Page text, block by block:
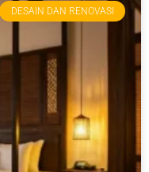
DESAIN DAN RENOVASI